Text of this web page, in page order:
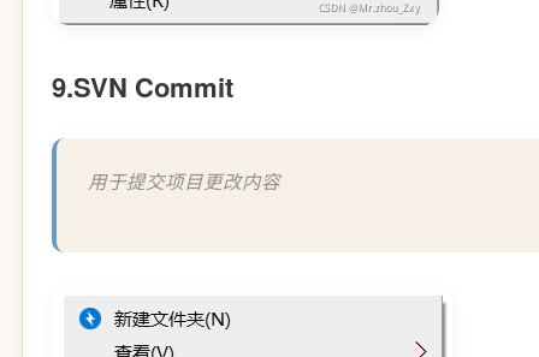
9.SVN Commit
用于提交项目更改内容